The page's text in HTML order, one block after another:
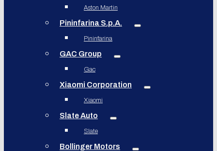
Aston Martin
Pininfarina S.p.A.
Pininfarina
GAC Group
Gac
Xiaomi Corporation
Xiaomi
Slate Auto
Slate
Bollinger Motors